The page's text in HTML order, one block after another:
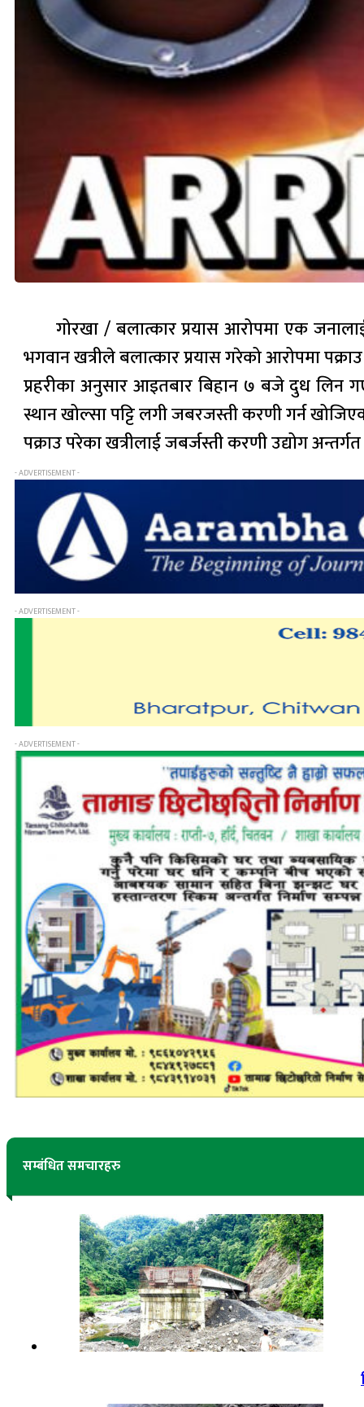
गोरखा / बलात्कार प्रयास आरोपमा एक
भगवान खत्रीले बलात्कार प्रयास गरेको आरोपमा
प्रहरीका अनुसार आइतबार बिहान ७ बजे दुध लिन
स्थान खोल्सा पट्टि लगी जबरजस्ती करणी गर्न
पक्राउ परेका खत्रीलाई जबर्जस्ती करणी उद्योग
- ADVERTISEMENT -
- ADVERTISEMENT -
- ADVERTISEMENT -
सम्बंधित समचारहरु